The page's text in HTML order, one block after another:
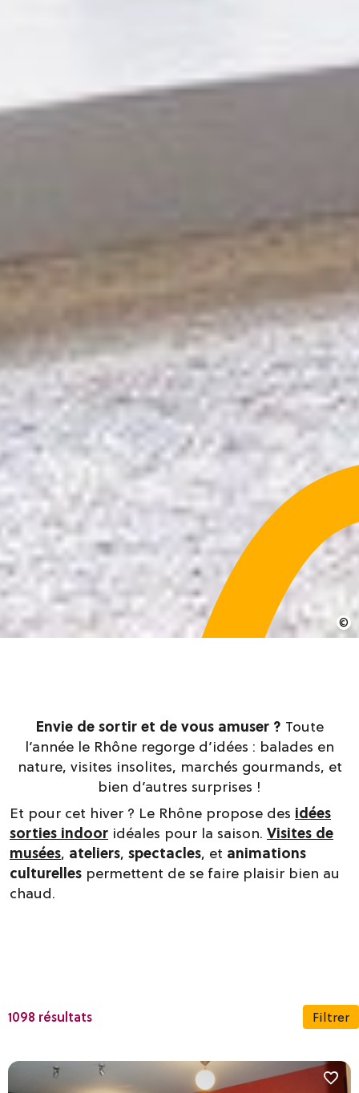
Envie de sortir et de vous amuser ? Toute
l’année le Rhône regorge d’idées : balades en
nature, visites insolites, marchés gourmands, et
bien d’autres surprises !
Et pour cet hiver ? Le Rhône propose des idées
sorties indoor idéales pour la saison. Visites de
musées, ateliers, spectacles, et animations
culturelles permettent de se faire plaisir bien au
chaud.
1098 résultats Filtrer